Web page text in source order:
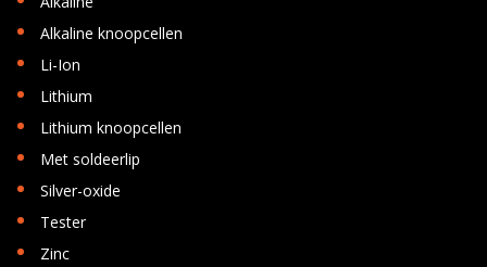
• Alkaline knoopcellen
• Li-Ion
• Lithium
• Lithium knoopcellen
• Met soldeerlip
• Silver-oxide
• Tester
• Zinc